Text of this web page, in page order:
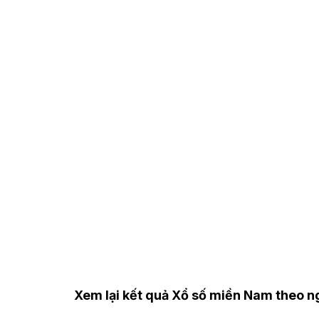
Xem lại kết quả Xổ số miền Nam theo